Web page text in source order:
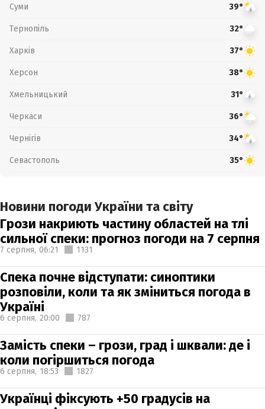
Суми 39°
Тернопіль 32°
Харків 37°
Херсон 38°
Хмельницький 31°
Черкаси 36°
Чернігів 34°
Севастополь 35°
Новини погоди України та світу
Грози накриють частину областей на тлі
сильної спеки: прогноз погоди на 7 серпня
7 серпня, 06:21 1131
Спека почне відступати: синоптики
розповіли, коли та як зміниться погода в
Україні
6 серпня, 20:00 787
Замість спеки – грози, град і шквали: де і
коли погіршиться погода
6 серпня, 18:53 1827
Українці фіксують +50 градусів на